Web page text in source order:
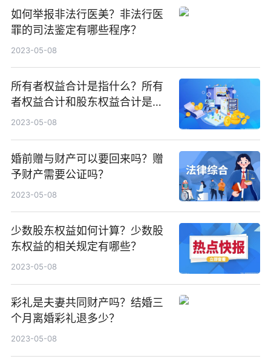
如何举报非法行医美？非法行医
罪的司法鉴定有哪些程序？
2023-05-08
所有者权益合计是指什么？所有
者权益合计和股东权益合计是同
个概念吗？
2023-05-08
婚前赠与财产可以要回来吗？赠
予财产需要公证吗？
2023-05-08
少数股东权益如何计算？少数股
东权益的相关规定有哪些？
2023-05-08
彩礼是夫妻共同财产吗？结婚三
个月离婚彩礼退多少？
2023-05-08